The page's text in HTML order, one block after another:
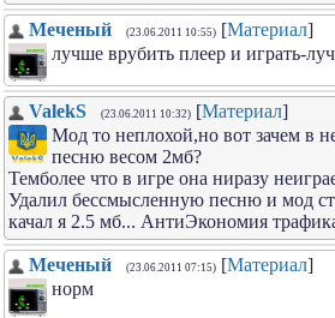
Меченый (23.06.2011 10:55) [Материал]
лучше врубить плеер и играть-
ValekS (23.06.2011 10:32) [Материал]
Мод то неплохой,но вот зачем в
песню весом 2мб?
Темболее что в игре она ниразу
Удалил бессмысленную песню и мод
качал я 2.5 мб... АнтиЭкономия
Меченый (23.06.2011 07:15) [Материал]
норм